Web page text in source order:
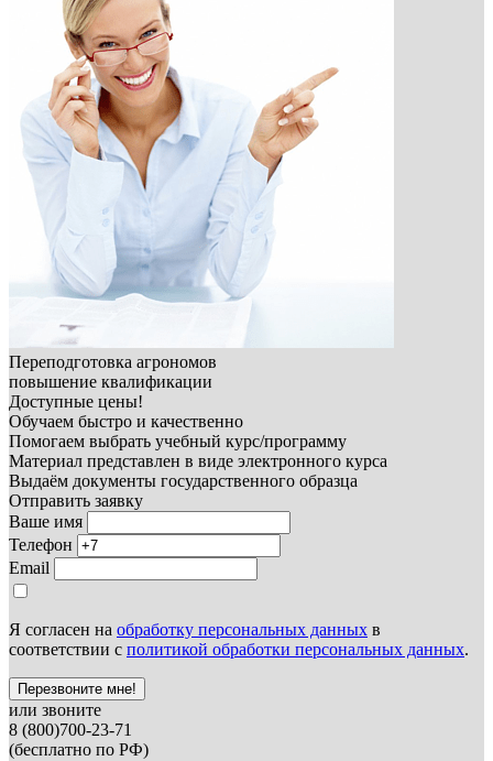
Переподготовка агрономов
повышение квалификации
Доступные цены!
Обучаем быстро и качественно
Помогаем выбрать учебный курс/программу
Материал представлен в виде электронного курса
Выдаём документы государственного образца
Отправить заявку
Ваше имя
Телефон
Email
Я согласен на обработку персональных данных в
соответствии с политикой обработки персональных данных.
Перезвоните мне!
или звоните
8 (800)700-23-71
(бесплатно по РФ)